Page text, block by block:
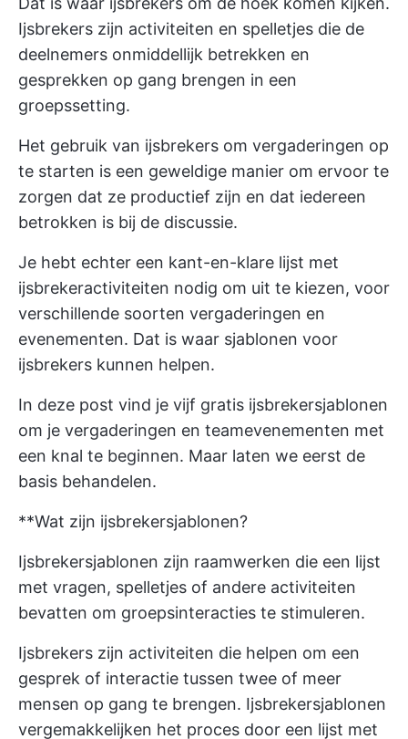
Ijsbrekers zijn activiteiten en spelletjes die de
deelnemers onmiddellijk betrekken en
gesprekken op gang brengen in een
groepssetting.
Het gebruik van ijsbrekers om vergaderingen op
te starten is een geweldige manier om ervoor te
zorgen dat ze productief zijn en dat iedereen
betrokken is bij de discussie.
Je hebt echter een kant-en-klare lijst met
ijsbrekeractiviteiten nodig om uit te kiezen, voor
verschillende soorten vergaderingen en
evenementen. Dat is waar sjablonen voor
ijsbrekers kunnen helpen.
In deze post vind je vijf gratis ijsbrekersjablonen
om je vergaderingen en teamevenementen met
een knal te beginnen. Maar laten we eerst de
basis behandelen.
**Wat zijn ijsbrekersjablonen?
Ijsbrekersjablonen zijn raamwerken die een lijst
met vragen, spelletjes of andere activiteiten
bevatten om groepsinteracties te stimuleren.
Ijsbrekers zijn activiteiten die helpen om een
gesprek of interactie tussen twee of meer
mensen op gang te brengen. Ijsbrekersjablonen
vergemakkelijken het proces door een lijst met